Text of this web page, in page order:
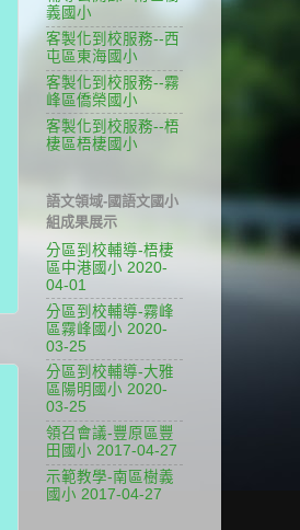
義國小
客製化到校服務--西
屯區東海國小
客製化到校服務--霧
峰區僑榮國小
客製化到校服務--梧
棲區梧棲國小
語文領域-國語文國小
組成果展示
分區到校輔導-梧棲
區中港國小 2020-
04-01
分區到校輔導-霧峰
區霧峰國小 2020-
03-25
分區到校輔導-大雅
區陽明國小 2020-
03-25
領召會議-豐原區豐
田國小 2017-04-27
示範教學-南區樹義
國小 2017-04-27